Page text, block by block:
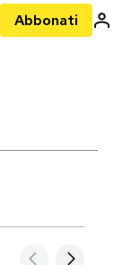
Abbonati